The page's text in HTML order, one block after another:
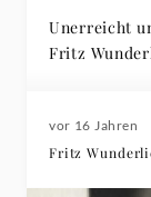
Unerreicht
Fritz
vor 16 Jahren
Fritz